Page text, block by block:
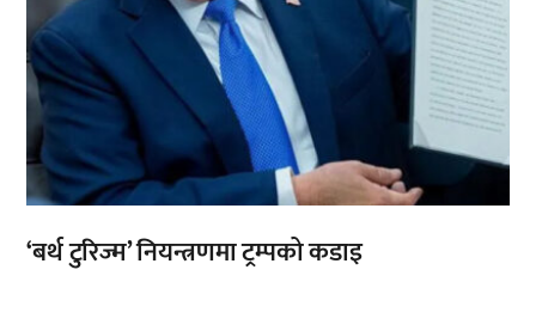
‘बर्थ टुरिज्म’ नियन्त्रणमा ट्रम्पको कडाइ